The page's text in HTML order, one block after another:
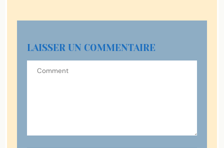
LAISSER UN COMMENTAIRE